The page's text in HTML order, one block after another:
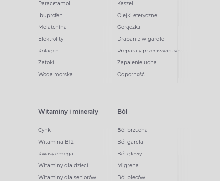
Paracetamol
Ibuprofen
Melatonina
Elektrolity
Kolagen
Zatoki
Woda morska
Kaszel
Olejki eteryczne
Gorączka
Drapanie w gardle
Preparaty przeciwwirusowe
Zapalenie ucha
Odporność
Witaminy i minerały
Cynk
Witamina B12
Kwasy omega
Witaminy dla dzieci
Witaminy dla seniorów
Ból
Ból brzucha
Ból gardła
Ból głowy
Migrena
Ból pleców